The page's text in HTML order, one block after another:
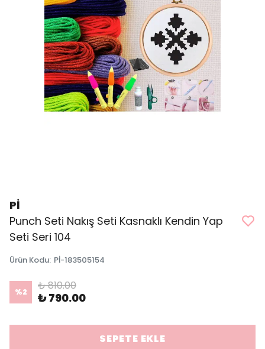
Pİ
Punch Seti Nakış Seti Kasnaklı Kendin Yap
Seti Seri 104
Ürün Kodu: Pİ-183505154
%2 ₺ 810.00
₺ 790.00
SEPETE EKLE